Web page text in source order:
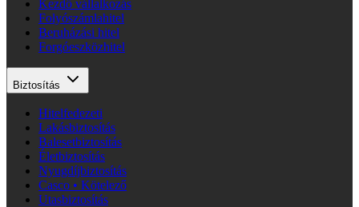
Kezdő vállalkozás
Folyószámlahitel
Beruházási hitel
Forgóeszközhitel
Biztosítás
Hitelfedezeti
Lakásbiztosítás
Balesetbiztosítás
Életbiztosítás
Nyugdíjbiztosítás
Casco • Kötelező
Utasbiztosítás